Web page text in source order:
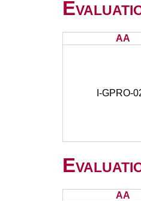
AA
I-GPRO-
AA